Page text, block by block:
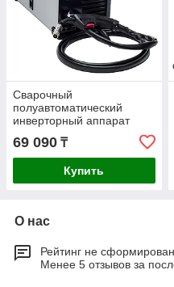
Сварочный
полуавтоматический
инверторный аппарат
Ресанта САИПА-135 65/7
69 090 ₸
Купить
О нас
Рейтинг не сформирован
Менее 5 отзывов за